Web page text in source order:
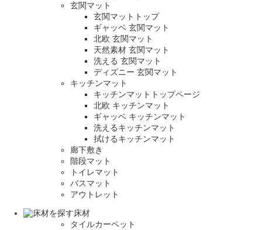
玄関マット
玄関マットトップ
ギャッベ 玄関マット
北欧 玄関マット
天然素材 玄関マット
洗える 玄関マット
ディズニー 玄関マット
キッチンマット
キッチンマットトップページ
北欧 キッチンマット
ギャッベ キッチンマット
洗えるキッチンマット
拭けるキッチンマット
廊下敷き
階段マット
トイレマット
バスマット
アウトレット
床材
タイルカーペット